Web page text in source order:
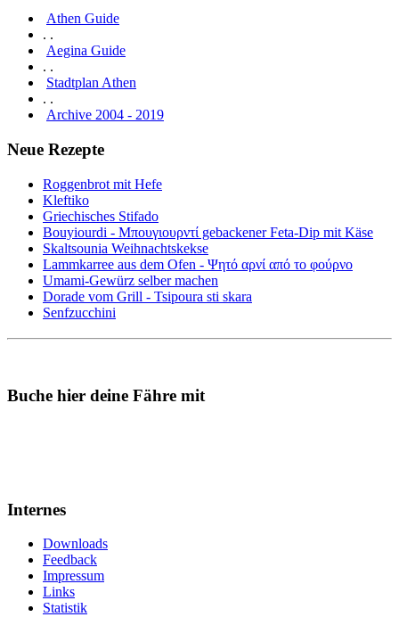
Athen Guide
. .
Aegina Guide
. .
Stadtplan Athen
. .
Archive 2004 - 2019
Neue Rezepte
Roggenbrot mit Hefe
Kleftiko
Griechisches Stifado
Bouyiourdi - Μπουγιουρντί gebackener Feta-Dip mit Käse
Skaltsounia Weihnachtskekse
Lammkarree aus dem Ofen - Ψητό αρνί από το φούρνο
Umami-Gewürz selber machen
Dorade vom Grill - Tsipoura sti skara
Senfzucchini
Buche hier deine Fähre mit
Internes
Downloads
Feedback
Impressum
Links
Statistik